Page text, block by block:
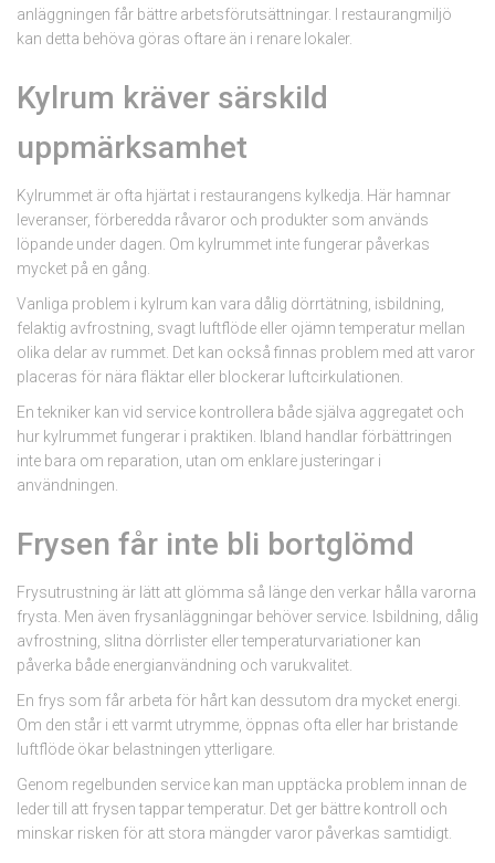
anläggningen får bättre arbetsförutsättningar. I restaurangmiljö
kan detta behöva göras oftare än i renare lokaler.
Kylrum kräver särskild
uppmärksamhet
Kylrummet är ofta hjärtat i restaurangens kylkedja. Här hamnar
leveranser, förberedda råvaror och produkter som används
löpande under dagen. Om kylrummet inte fungerar påverkas
mycket på en gång.
Vanliga problem i kylrum kan vara dålig dörrtätning, isbildning,
felaktig avfrostning, svagt luftflöde eller ojämn temperatur mellan
olika delar av rummet. Det kan också finnas problem med att varor
placeras för nära fläktar eller blockerar luftcirkulationen.
En tekniker kan vid service kontrollera både själva aggregatet och
hur kylrummet fungerar i praktiken. Ibland handlar förbättringen
inte bara om reparation, utan om enklare justeringar i
användningen.
Frysen får inte bli bortglömd
Frysutrustning är lätt att glömma så länge den verkar hålla varorna
frysta. Men även frysanläggningar behöver service. Isbildning, dålig
avfrostning, slitna dörrlister eller temperaturvariationer kan
påverka både energianvändning och varukvalitet.
En frys som får arbeta för hårt kan dessutom dra mycket energi.
Om den står i ett varmt utrymme, öppnas ofta eller har bristande
luftflöde ökar belastningen ytterligare.
Genom regelbunden service kan man upptäcka problem innan de
leder till att frysen tappar temperatur. Det ger bättre kontroll och
minskar risken för att stora mängder varor påverkas samtidigt.